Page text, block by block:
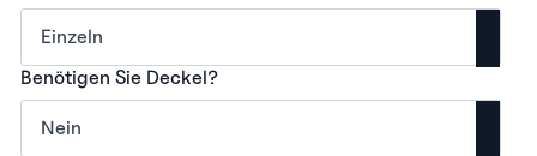
Benötigen Sie Deckel?